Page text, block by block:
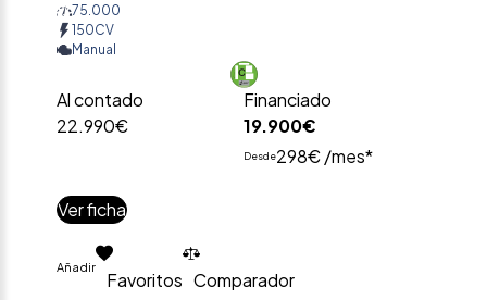
75.000
150CV
Manual
Al contado
22.990€
Financiado
19.900€
Desde298€ /mes*
Ver ficha
Añadir
Favoritos Comparador